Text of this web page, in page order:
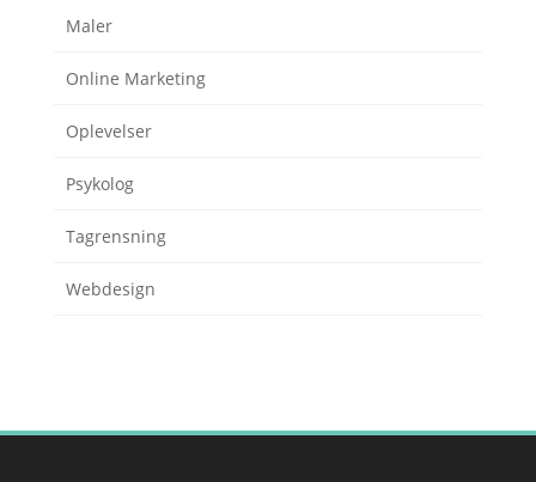
Maler
Online Marketing
Oplevelser
Psykolog
Tagrensning
Webdesign